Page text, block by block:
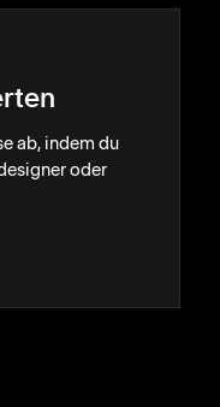
ab, indem du
oder